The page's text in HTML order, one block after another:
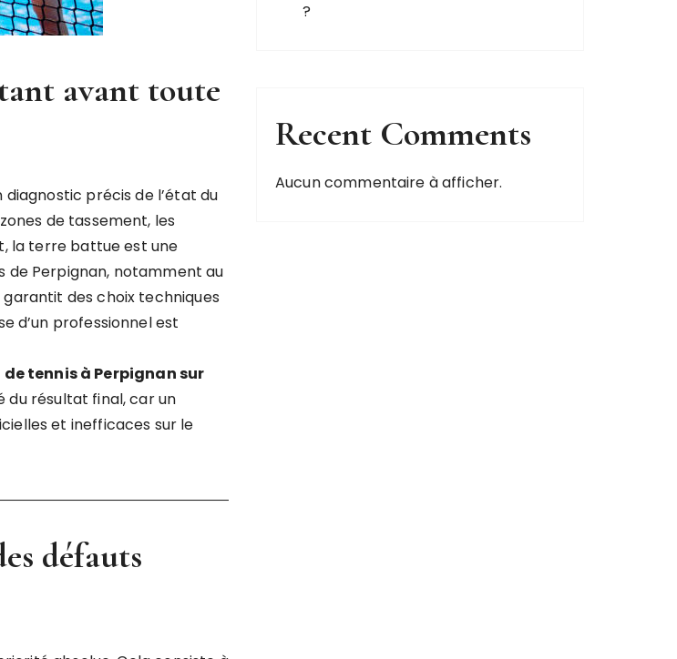
avant toute
diagnostic précis de l’état du
de tassement, les
la terre battue est une
de Perpignan, notamment au
des choix techniques
d’un professionnel est
tennis à Perpignan sur
résultat final, car un
et inefficaces sur le
défauts
?
Recent Comments
Aucun commentaire à afficher.